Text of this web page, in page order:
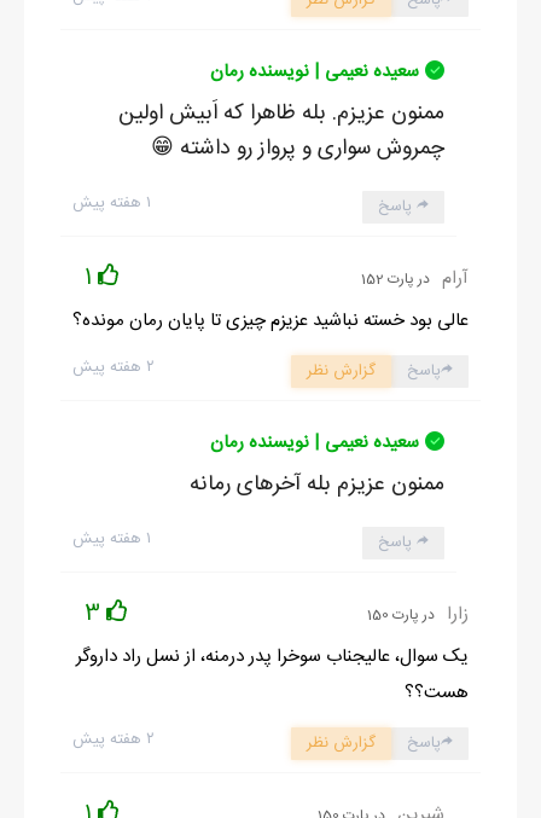
سعیده نعیمی | نویسنده رمان
ممنون عزیزم. بله ظاهرا که اَبیش اولین
چمروش سواری و پرواز رو‌ داشته 😁
۱ هفته پیش پاسخ
آرام در پارت 152 1
عالی بود خسته نباشید عزیزم چیزی تا پایان رمان مونده؟
۲ هفته پیش پاسخ گزارش نظر
سعیده نعیمی | نویسنده رمان
ممنون عزیزم بله آخرهای رمانه
۱ هفته پیش پاسخ
زارا در پارت 150 3
یک سوال، عالیجناب سوخرا پدر درمنه، از نسل راد داروگر
هست؟؟
۲ هفته پیش پاسخ گزارش نظر